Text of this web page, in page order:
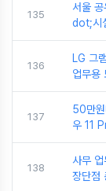
135
서울
dot;시
136
LG 그
업무용
137
50만원
우 11
138
사무
장단점